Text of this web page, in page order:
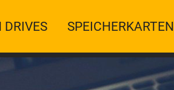
DRIVES SPEICHERKARTEN